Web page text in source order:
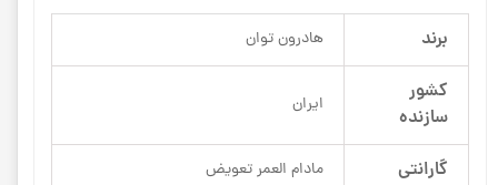
برند هادرون توان
کشور
سازنده
ایران
گارانتی مادام العمر تعویض